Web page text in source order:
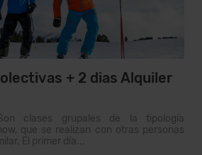
+ 2 dias Alquiler
clases grupales de la tipología
que se realizan con otras personas
El primer día...